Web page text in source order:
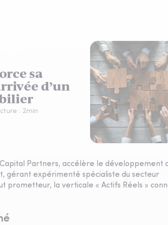
sa
d’un
: 2min
Capital Partners, accélère le développement
gérant expérimenté spécialiste du secteur
prometteur, la verticale « Actifs Réels »